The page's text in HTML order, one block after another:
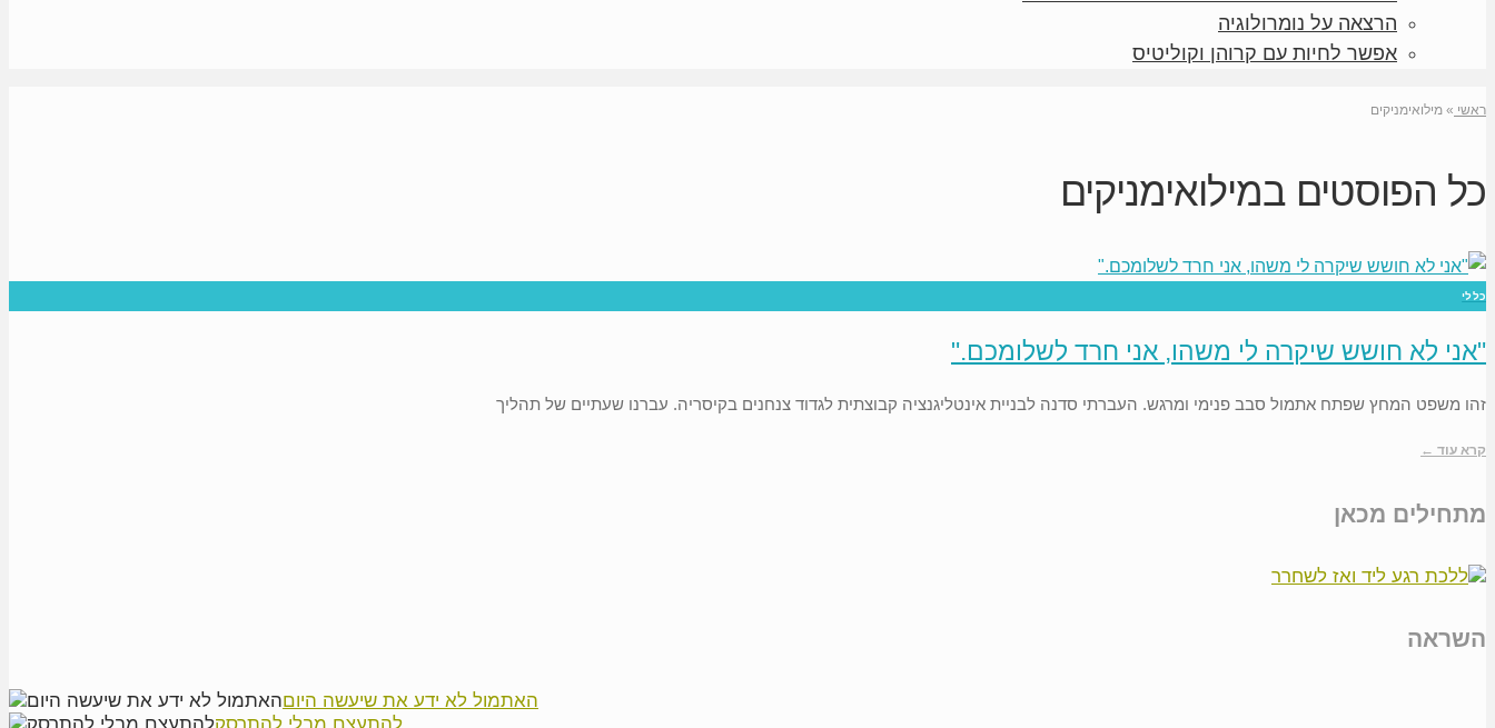
הרצאה על נומרולוגיה
אפשר לחיות עם קרוהן וקוליטיס
ראשי » מילואימניקים
כל הפוסטים במילואימניקים
כללי
"אני לא חושש שיקרה לי משהו, אני חרד לשלומכם."
זהו משפט המחץ שפתח אתמול סבב פנימי ומרגש. העברתי סדנה לבניית אינטליגנציה קבוצתית לגדוד צנחנים בקיסריה. עברנו שעתיים של תהליך
קרא עוד ←
מתחילים מכאן
השראה
האתמול לא ידע את שיעשה היום